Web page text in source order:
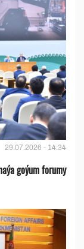
29.07.2026 - 14:34
goýum forumy